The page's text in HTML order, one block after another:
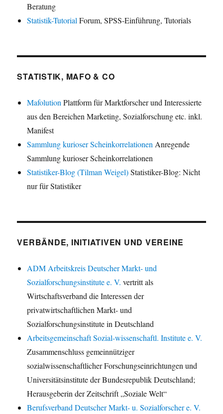
Beratung
Statistik-Tutorial Forum, SPSS-Einführung, Tutorials
STATISTIK, MAFO & CO
Mafolution Plattform für Marktforscher und Interessierte
aus den Bereichen Marketing, Sozialforschung etc. inkl.
Manifest
Sammlung kurioser Scheinkorrelationen Anregende
Sammlung kurioser Scheinkorrelationen
Statistiker-Blog (Tilman Weigel)Statistiker-Blog: Nicht
nur für Statistiker
VERBÄNDE, INITIATIVEN UND VEREINE
ADM Arbeitskreis Deutscher Markt- und
Sozialforschungsinstitute e. V. vertritt als
Wirtschaftsverband die Interessen der
privatwirtschaftlichen Markt- und
Sozialforschungsinstitute in Deutschland
Arbeitsgemeinschaft Sozial-wissenschaftl. Institute e. V.
Zusammenschluss gemeinnütziger
sozialwissenschaftlicher Forschungseinrichtungen und
Universitätsinstitute der Bundesrepublik Deutschland;
Herausgeberin der Zeitschrift „Soziale Welt“
Berufsverband Deutscher Markt- u. Sozialforscher e. V.